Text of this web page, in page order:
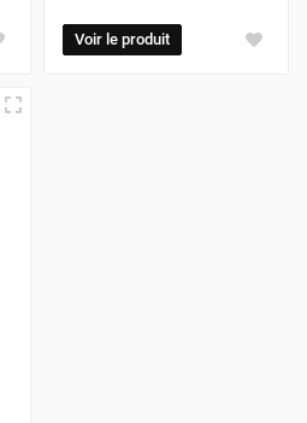
Voir le produit